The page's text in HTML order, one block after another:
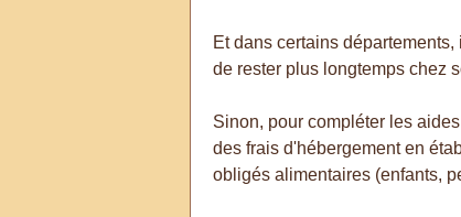
Et dans certains
de rester plus longtemps chez
Sinon, pour compléter les
des frais d'hébergement en
obligés alimentaires (enfants,